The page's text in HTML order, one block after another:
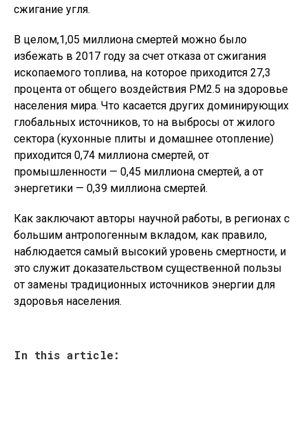
сжигание угля.
В целом,1,05 миллиона смертей можно было
избежать в 2017 году за счет отказа от сжигания
ископаемого топлива, на которое приходится 27,3
процента от общего воздействия PM2.5 на здоровье
населения мира. Что касается других доминирующих
глобальных источников, то на выбросы от жилого
сектора (кухонные плиты и домашнее отопление)
приходится 0,74 миллиона смертей, от
промышленности — 0,45 миллиона смертей, а от
энергетики — 0,39 миллиона смертей.
Как заключают авторы научной работы, в регионах с
большим антропогенным вкладом, как правило,
наблюдается самый высокий уровень смертности, и
это служит доказательством существенной пользы
от замены традиционных источников энергии для
здоровья населения.
In this article: